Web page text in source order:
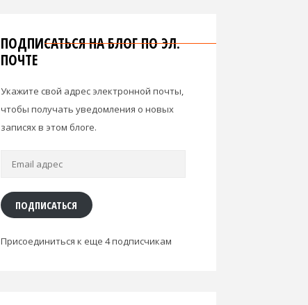
ПОДПИСАТЬСЯ НА БЛОГ ПО ЭЛ.
ПОЧТЕ
Укажите свой адрес электронной почты,
чтобы получать уведомления о новых
записях в этом блоге.
Email
ПОДПИСАТЬСЯ
Присоединиться к еще 4 подписчикам